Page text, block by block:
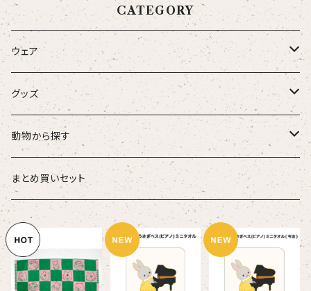
CATEGORY
ウェア
大人
こども
ベビー
スタイ
カバーオール
Tシャツ（半袖）
【face】
オーバーサイズTシャツ（半袖）
グッズ
タオル・ハンカチ
ポーチ
トートバッグ
おけいこバッグ
ブランケット
動物から探す
ズーラシアンブラス
オカピ
インドライオン
弦うさぎ
メグ
サキソフォックス
まとめ買いセット